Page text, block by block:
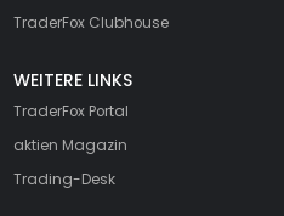
TraderFox Clubhouse
WEITERE LINKS
TraderFox Portal
aktien Magazin
Trading-Desk